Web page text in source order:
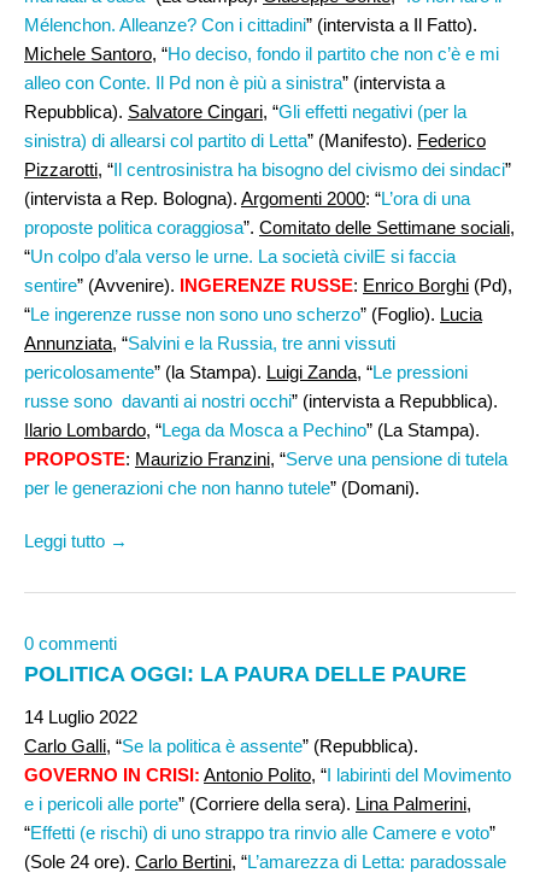
Mélenchon. Alleanze? Con i cittadini” (intervista a Il Fatto).
Michele Santoro, “Ho deciso, fondo il partito che non c’è e mi
alleo con Conte. Il Pd non è più a sinistra” (intervista a
Repubblica). Salvatore Cingari, “Gli effetti negativi (per la
sinistra) di allearsi col partito di Letta” (Manifesto). Federico
Pizzarotti, “Il centrosinistra ha bisogno del civismo dei sindaci”
(intervista a Rep. Bologna). Argomenti 2000: “L’ora di una
proposte politica coraggiosa”. Comitato delle Settimane sociali,
“Un colpo d’ala verso le urne. La società civilE si faccia
sentire” (Avvenire). INGERENZE RUSSE: Enrico Borghi (Pd),
“Le ingerenze russe non sono uno scherzo” (Foglio). Lucia
Annunziata, “Salvini e la Russia, tre anni vissuti
pericolosamente” (la Stampa). Luigi Zanda, “Le pressioni
russe sono davanti ai nostri occhi” (intervista a Repubblica).
Ilario Lombardo, “Lega da Mosca a Pechino” (La Stampa).
PROPOSTE: Maurizio Franzini, “Serve una pensione di tutela
per le generazioni che non hanno tutele” (Domani).
Leggi tutto →
0 commenti
POLITICA OGGI: LA PAURA DELLE PAURE
14 Luglio 2022
Carlo Galli, “Se la politica è assente” (Repubblica).
GOVERNO IN CRISI: Antonio Polito, “I labirinti del Movimento
e i pericoli alle porte” (Corriere della sera). Lina Palmerini,
“Effetti (e rischi) di uno strappo tra rinvio alle Camere e voto”
(Sole 24 ore). Carlo Bertini, “L’amarezza di Letta: paradossale